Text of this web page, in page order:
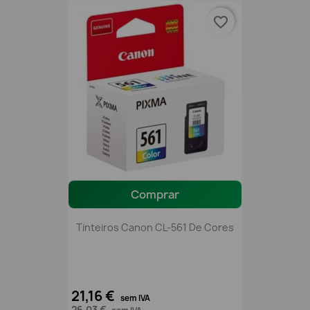
Comprar
Tinteiros Canon CL-561 De Cores
21,16 € sem IVA
favorite_border